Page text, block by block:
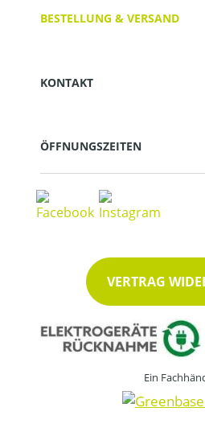
BESTELLUNG & VERSAND
KONTAKT
ÖFFNUNGSZEITEN
VERTRAG
Ein